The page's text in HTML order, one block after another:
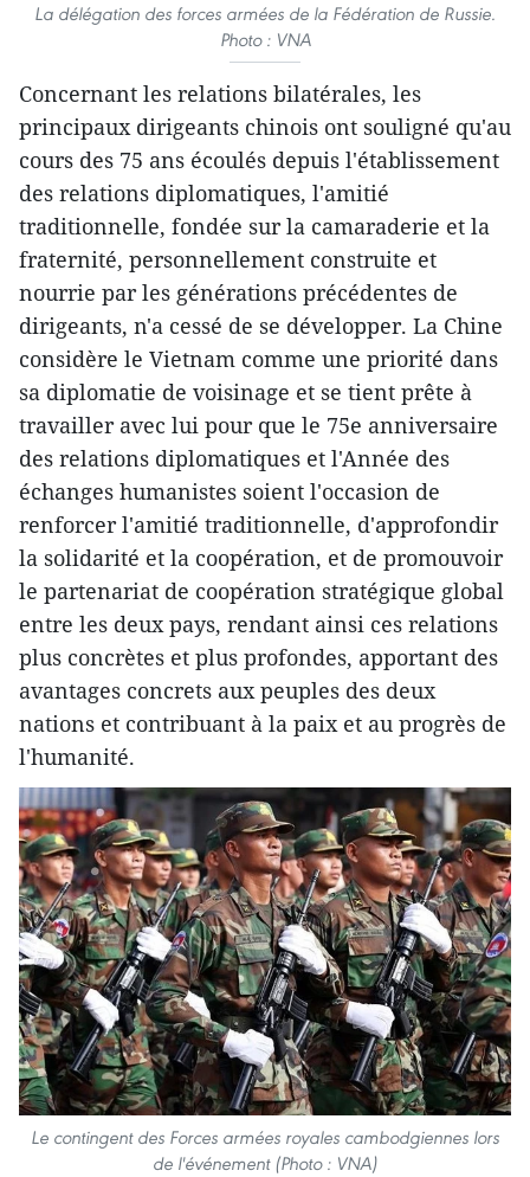
La délégation des forces armées de la Fédération de Russie.
Photo : VNA
Concernant les relations bilatérales, les
principaux dirigeants chinois ont souligné qu'au
cours des 75 ans écoulés depuis l'établissement
des relations diplomatiques, l'amitié
traditionnelle, fondée sur la camaraderie et la
fraternité, personnellement construite et
nourrie par les générations précédentes de
dirigeants, n'a cessé de se développer. La Chine
considère le Vietnam comme une priorité dans
sa diplomatie de voisinage et se tient prête à
travailler avec lui pour que le 75e anniversaire
des relations diplomatiques et l'Année des
échanges humanistes soient l'occasion de
renforcer l'amitié traditionnelle, d'approfondir
la solidarité et la coopération, et de promouvoir
le partenariat de coopération stratégique global
entre les deux pays, rendant ainsi ces relations
plus concrètes et plus profondes, apportant des
avantages concrets aux peuples des deux
nations et contribuant à la paix et au progrès de
l'humanité.
Le contingent des Forces armées royales cambodgiennes lors
de l'événement (Photo : VNA)